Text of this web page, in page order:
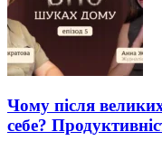
Чому після
себе?